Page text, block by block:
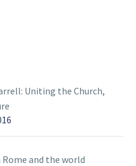
Uniting the Church,
and the world